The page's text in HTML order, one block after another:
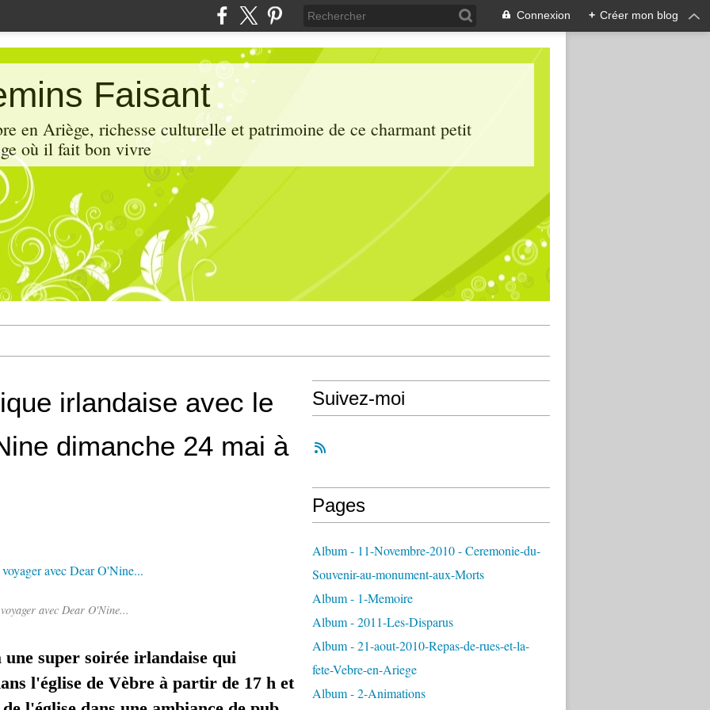
Connexion + Créer mon blog
Faisant
en Ariège, richesse culturelle et patrimoine de ce charmant petit
où il fait bon vivre
irlandaise avec le
dimanche 24 mai à
avec Dear O'Nine...
super soirée irlandaise qui
l'église de Vèbre à partir de 17 h et
Suivez-moi
Pages
Album - 11-Novembre-2010 - Ceremonie-du-
Souvenir-au-monument-aux-Morts
Album - 1-Memoire
Album - 2011-Les-Disparus
Album - 21-aout-2010-Repas-de-rues-et-la-
fete-Vebre-en-Ariege
Album - 2-Animations